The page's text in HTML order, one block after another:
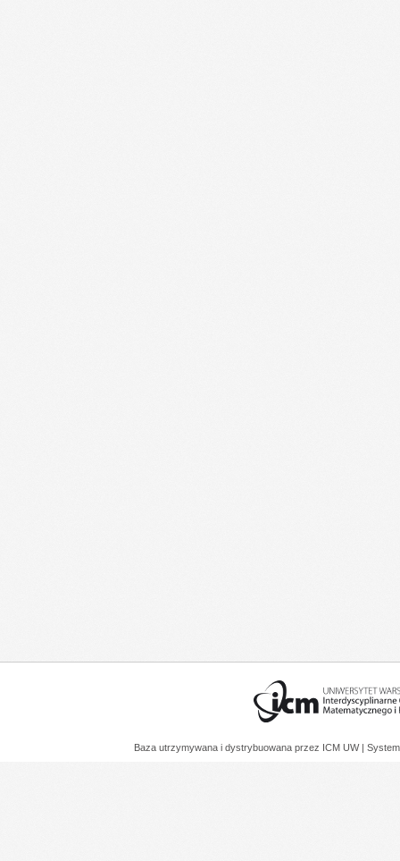
Baza utrzymywana i dystrybuowana przez ICM UW |